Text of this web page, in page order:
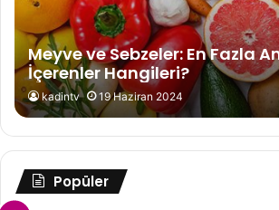
Meyve ve Sebzeler: En Fazla
İçerenler Hangileri?
kadintv 19 Haziran 2024
Popüler